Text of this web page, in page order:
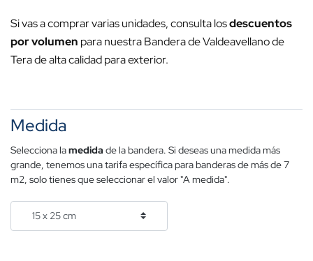
Si vas a comprar varias unidades, consulta losdescuentos
por volumen para nuestra Bandera de Valdeavellano de
Tera de alta calidad para exterior.
Medida
Selecciona lamedida de la bandera. Si deseas una medida más
grande, tenemos una tarifa específica para banderas de más de 7
m2, solo tienes que seleccionar el valor "A medida".